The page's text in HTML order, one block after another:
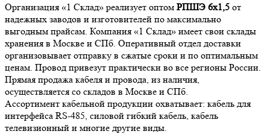
Организация «1 Склад» реализует оптом РПШЭ 6х1,5 от
надежных заводов и изготовителей по максимально
выгодным прайсам. Компания «1 Склад» имеет свои склады
хранения в Москве и СПб. Оперативный отдел доставки
организовывает отправку в сжатые сроки и по оптимальным
ценам. Провод привезут практически во все регионы России.
Прямая продажа кабеля и провода, из наличия,
осуществляется со складов в Москве и СПб.
Ассортимент кабельной продукции охватывает: кабель для
интерфейса RS-485, силовой гибкий кабель, кабель
телевизионный и многие другие виды.